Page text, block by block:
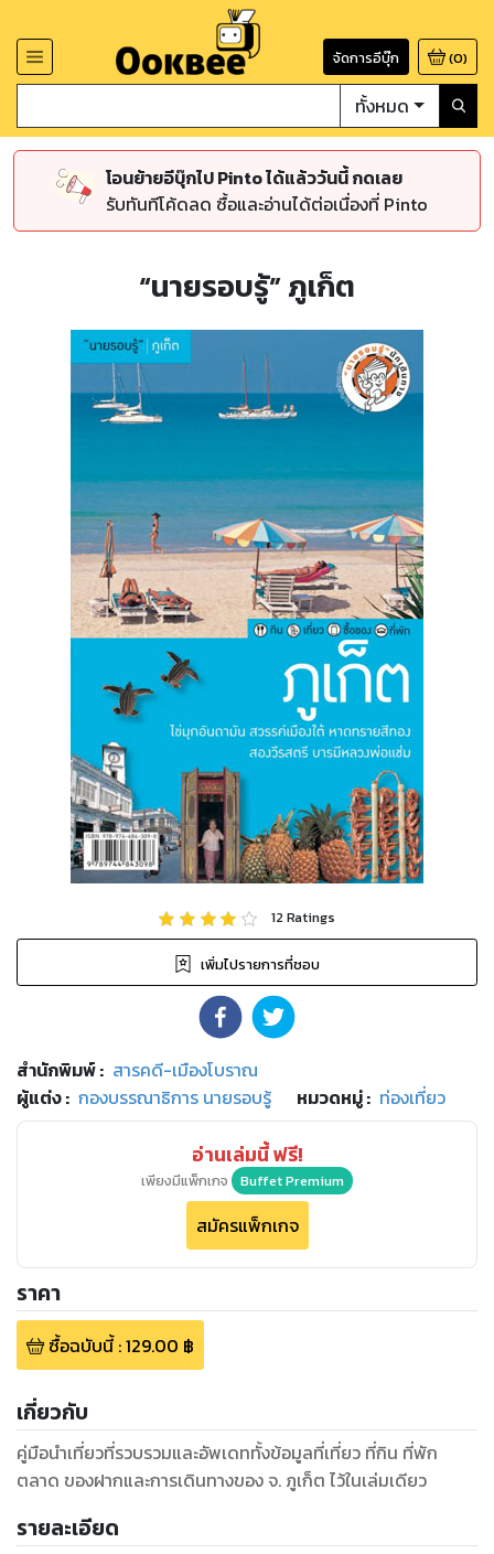
จัดการอีบุ๊ก (0)
ทั้งหมด
โอนย้ายอีบุ๊กไป Pinto ได้แล้ววันนี้ กดเลย
รับทันทีโค้ดลด ซื้อและอ่านได้ต่อเนื่องที่ Pinto
“นายรอบรู้” ภูเก็ต
12Ratings
เพิ่มไปรายการที่ชอบ
สำนักพิมพ์: สารคดี-เมืองโบราณ
ผู้แต่ง : กองบรรณาธิการ นายรอบรู้ หมวดหมู่: ท่องเที่ยว
อ่านเล่มนี้ ฟรี!
เพียงมีแพ็กเกจ Buffet Premium
สมัครแพ็กเกจ
ราคา
ซื้อฉบับนี้:129.00 ฿
เกี่ยวกับ
คู่มือนำเที่ยวที่รวบรวมและอัพเดททั้งข้อมูลที่เที่ยว ที่กิน ที่พัก
ตลาด ของฝากและการเดินทางของ จ. ภูเก็ต ไว้ในเล่มเดียว
รายละเอียด